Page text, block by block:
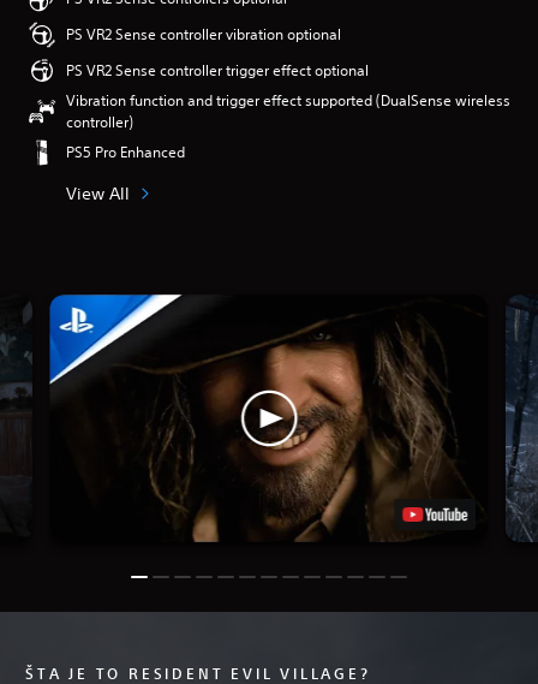
PS VR2 Sense controller vibration optional
PS VR2 Sense controller trigger effect optional
Vibration function and trigger effect supported (DualSense wireless
controller)
PS5 Pro Enhanced
View All
ŠTA JE TO RESIDENT EVIL VILLAGE?